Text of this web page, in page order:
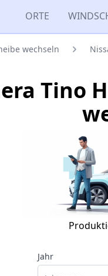
ORTE
wechseln
Tino
Jahr